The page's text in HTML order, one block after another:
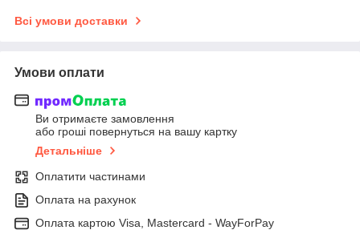
Всі умови доставки
Умови оплати
Ви отримаєте замовлення
або гроші повернуться на вашу картку
Детальніше
Оплатити частинами
Оплата на рахунок
Оплата картою Visa, Mastercard - WayForPay